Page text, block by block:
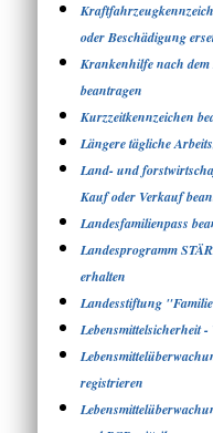
oder Beschädigung
Krankenhilfe nach
beantragen
Kurzzeitkennzeichen
Längere tägliche
Land- und
Kauf oder Verkauf
Landesfamilienpass
Landesprogramm
erhalten
Landesstiftung
Lebensmittelsicherheit
registrieren